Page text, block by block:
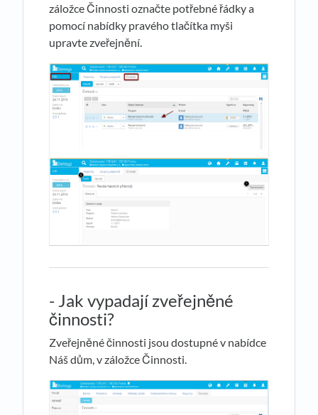
záložce Činnosti označte potřebné řádky a
pomocí nabídky pravého tlačítka myši
upravte zveřejnění.
- Jak vypadají zveřejněné
činnosti?
Zveřejněné činnosti jsou dostupné v nabídce
Náš dům, v záložce Činnosti.